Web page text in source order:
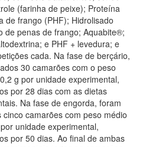
(farinha de peixe); Proteína
de frango (PHF); Hidrolisado
de penas de frango; Aquabite®;
e PHF + levedura; e
cada. Na fase de berçário,
30 camarões com o peso
g por unidade experimental,
por 28 dias com as dietas
Na fase de engorda, foram
cinco camarões com peso médio
unidade experimental,
por 50 dias. Ao final de ambas